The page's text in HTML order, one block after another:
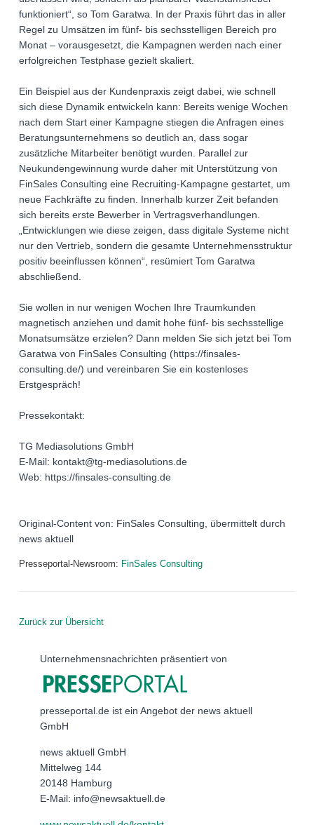
funktioniert“, so Tom Garatwa. In der Praxis führt das in aller
Regel zu Umsätzen im fünf- bis sechsstelligen Bereich pro
Monat – vorausgesetzt, die Kampagnen werden nach einer
erfolgreichen Testphase gezielt skaliert.
Ein Beispiel aus der Kundenpraxis zeigt dabei, wie schnell
sich diese Dynamik entwickeln kann: Bereits wenige Wochen
nach dem Start einer Kampagne stiegen die Anfragen eines
Beratungsunternehmens so deutlich an, dass sogar
zusätzliche Mitarbeiter benötigt wurden. Parallel zur
Neukundengewinnung wurde daher mit Unterstützung von
FinSales Consulting eine Recruiting-Kampagne gestartet, um
neue Fachkräfte zu finden. Innerhalb kurzer Zeit befanden
sich bereits erste Bewerber in Vertragsverhandlungen.
„Entwicklungen wie diese zeigen, dass digitale Systeme nicht
nur den Vertrieb, sondern die gesamte Unternehmensstruktur
positiv beeinflussen können“, resümiert Tom Garatwa
abschließend.
Sie wollen in nur wenigen Wochen Ihre Traumkunden
magnetisch anziehen und damit hohe fünf- bis sechsstellige
Monatsumsätze erzielen? Dann melden Sie sich jetzt bei Tom
Garatwa von FinSales Consulting (https://finsales-
consulting.de/) und vereinbaren Sie ein kostenloses
Erstgespräch!
Pressekontakt:
TG Mediasolutions GmbH
E-Mail: kontakt@tg-mediasolutions.de
Web: https://finsales-consulting.de
Original-Content von: FinSales Consulting, übermittelt durch
news aktuell
Presseportal-Newsroom: FinSales Consulting
Zurück zur Übersicht
Unternehmensnachrichten präsentiert von
presseportal.de ist ein Angebot der news aktuell
GmbH
news aktuell GmbH
Mittelweg 144
20148 Hamburg
E-Mail: info@newsaktuell.de